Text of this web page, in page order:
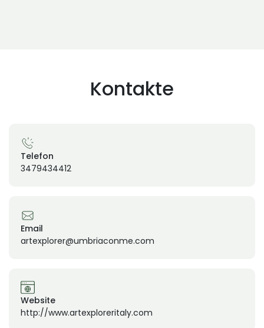
Kontakte
Telefon
3479434412
Email
artexplorer@umbriaconme.com
Website
http://www.artexploreritaly.com